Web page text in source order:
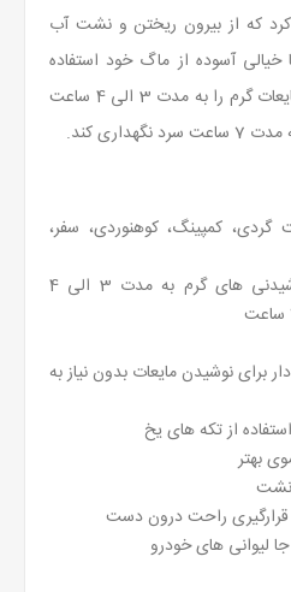
کرد که از بیرون ریختن و نشت آب
آسوده از ماگ خود استفاده
کنید. این ماگ قادر است تا مایعات گرم را به مدت 3 الی 4 ساعت
کند.
گردی، کمپینگ، کوهنوردی، سفر،
قابلیت حفظ دمای نوشیدنی های گرم به مدت 3 الی 4
برای نوشیدن مایعات بدون نیاز به
از تکه های یخ
بهتر
نشت
قرارگیری راحت درون دست
لیوانی های خودرو